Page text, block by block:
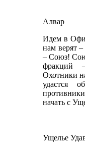
Алвар
Идем в
нам верят
– Союз!
фракций
Охотники
удастся
начать с
Ущелье